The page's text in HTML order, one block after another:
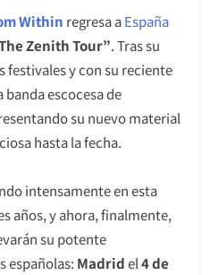
Within regresa aEspaña
Zenith Tour”. Tras su
festivales y con su reciente
banda escocesa de
su nuevo material
hasta la fecha.
intensamente en esta
años, y ahora, finalmente,
su potente
españolas: Madridel4 de